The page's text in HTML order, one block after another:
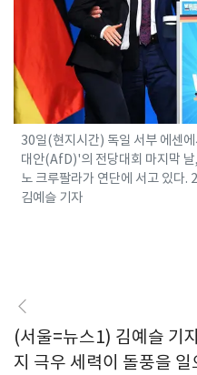
30일(현지시간) 독일 서부 에센
대안(AfD)'의 전당대회 마지막 날
노 크루팔라가 연단에 서고 있
김예슬 기자
(서울=뉴스1) 김예슬 기
지 극우 세력이 돌풍을